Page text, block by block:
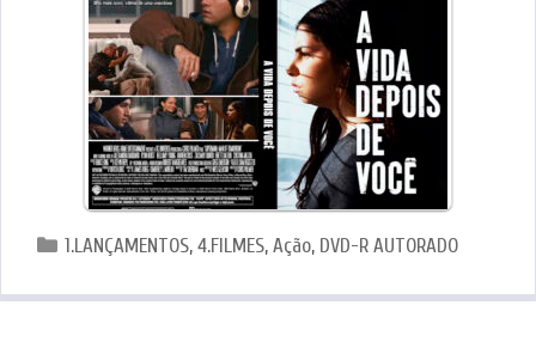
Categorias
1.LANÇAMENTOS,4.FILMES,Ação, DVD-R AUTORADO